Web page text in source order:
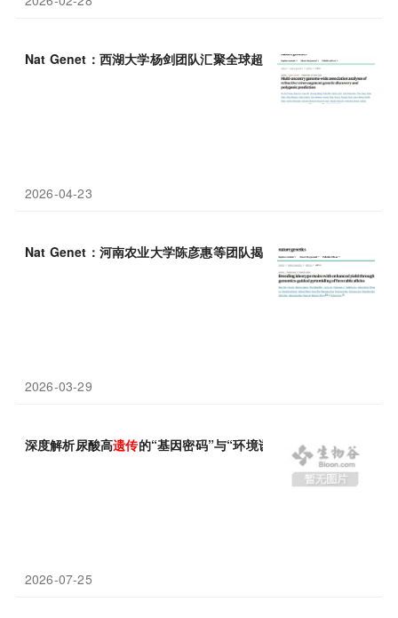
Nat Genet：西湖大学杨剑团队汇聚全球超百万人群数据，深度解
2026-04-23
Nat Genet：河南农业大学陈彦惠等团队揭示玉米高产育种的
2026-03-29
深度解析尿酸高遗传的“基因密码”与“环境诱因”，2026降尿酸新
2026-07-25